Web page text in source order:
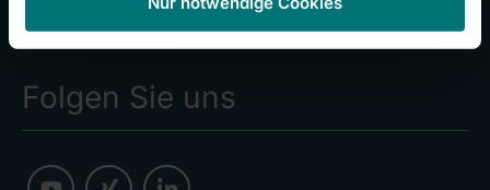
Investoren
Folgen Sie uns